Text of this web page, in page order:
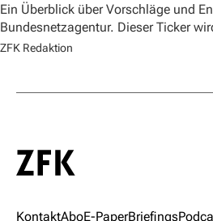
Ein Überblick über Vorschläge und
Bundesnetzagentur. Dieser Ticker
ZFK Redaktion
KontaktAboE-PaperBriefings